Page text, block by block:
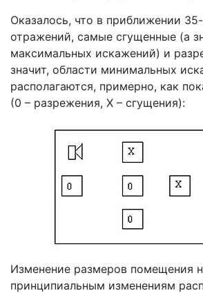
Оказалось, что в приближении
отражений, самые сгущенные (а
максимальных искажений) и
значит, области минимальных
располагаются, примерно, как
(0 – разрежения, Х – сгущения):
Изменение размеров помещения
принципиальным изменениям